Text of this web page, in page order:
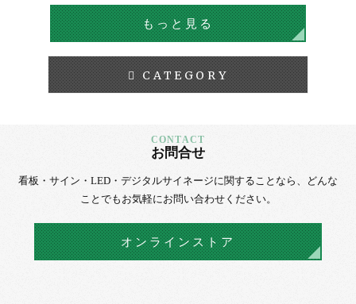
もっと見る
CATEGORY
お問合せ
看板・サイン・LED・デジタルサイネージに関することなら、
どんな
ことでもお気軽にお問い合わせください。
オンラインストア